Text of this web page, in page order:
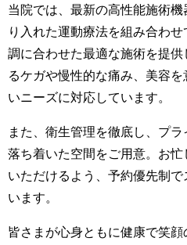
当院では、最新の高性能施術
り入れた運動療法を組み合わ
調に合わせた最適な施術を提
るケガや慢性的な痛み、美容
いニーズに対応しています。
また、衛生管理を徹底し、プ
落ち着いた空間をご用意。お
いただけるよう、予約優先制
います。
皆さまが心身ともに健康で笑